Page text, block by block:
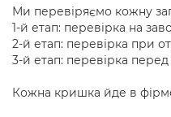
Ми перевіряємо кожну
1-й етап: перевірка на
2-й етап: перевірка при
3-й етап: перевірка
Кожна кришка йде в